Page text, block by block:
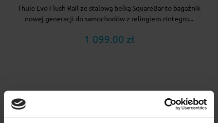
Thule Evo Flush Rail ze stalową belką SquareBar to bagażnik
nowej generacji do samochodów z relingiem zintegro...
1 099.00 zł